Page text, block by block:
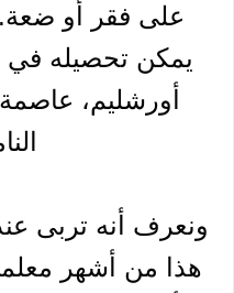
على فقر أو
يمكن تحصيله
أورشليم،
ونعرف أنه تربى
هذا من أشهر